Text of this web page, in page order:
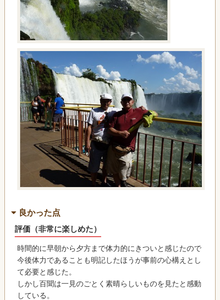
良かった点
評価（非常に楽しめた）
時間的に早朝から夕方まで体力的にきついと感じたので
今後体力であることも明記したほうが事前の心構えとし
て必要と感じた。
しかし百聞は一見のごとく素晴らしいものを見たと感動
している。